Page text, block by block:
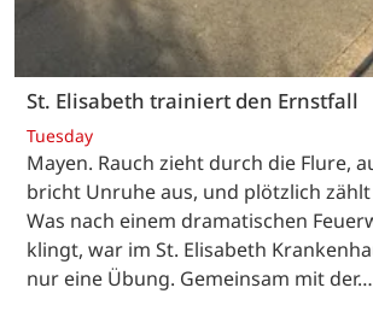
St. Elisabeth trainiert den Ernstfall
Tuesday
Mayen. Rauch zieht durch die Flure,
bricht Unruhe aus, und plötzlich zählt
Was nach einem dramatischen
klingt, war im St. Elisabeth
nur eine Übung. Gemeinsam mit der…